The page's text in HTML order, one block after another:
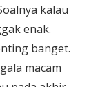
kalau
enak.
banget.
macam